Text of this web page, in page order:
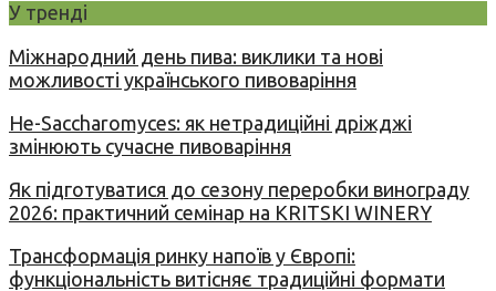
У тренді
Міжнародний день пива: виклики та нові
можливості українського пивоваріння
Не-Saccharomyces: як нетрадиційні дріжджі
змінюють сучасне пивоваріння
Як підготуватися до сезону переробки винограду
2026: практичний семінар на KRITSKI WINERY
Трансформація ринку напоїв у Європі:
функціональність витісняє традиційні формати